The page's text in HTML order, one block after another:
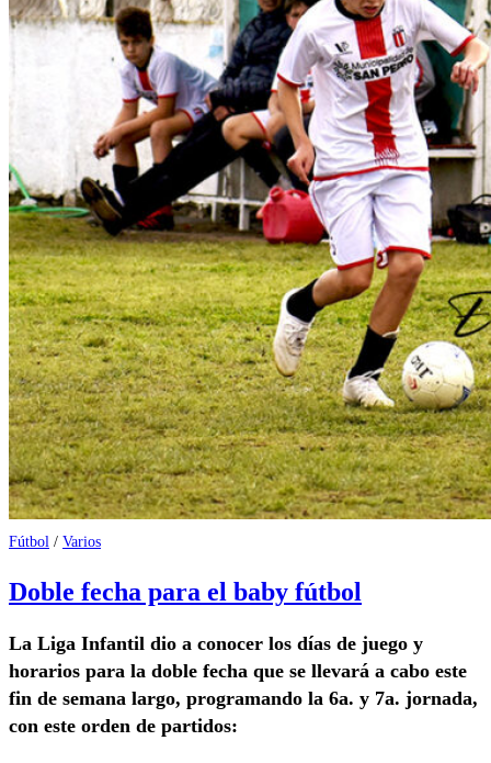
Fútbol / Varios
Doble fecha para el baby fútbol
La Liga Infantil dio a conocer los días de juego y
horarios para la doble fecha que se llevará a cabo este
fin de semana largo, programando la 6a. y 7a. jornada,
con este orden de partidos: